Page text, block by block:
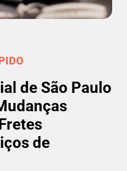
de São Paulo
de